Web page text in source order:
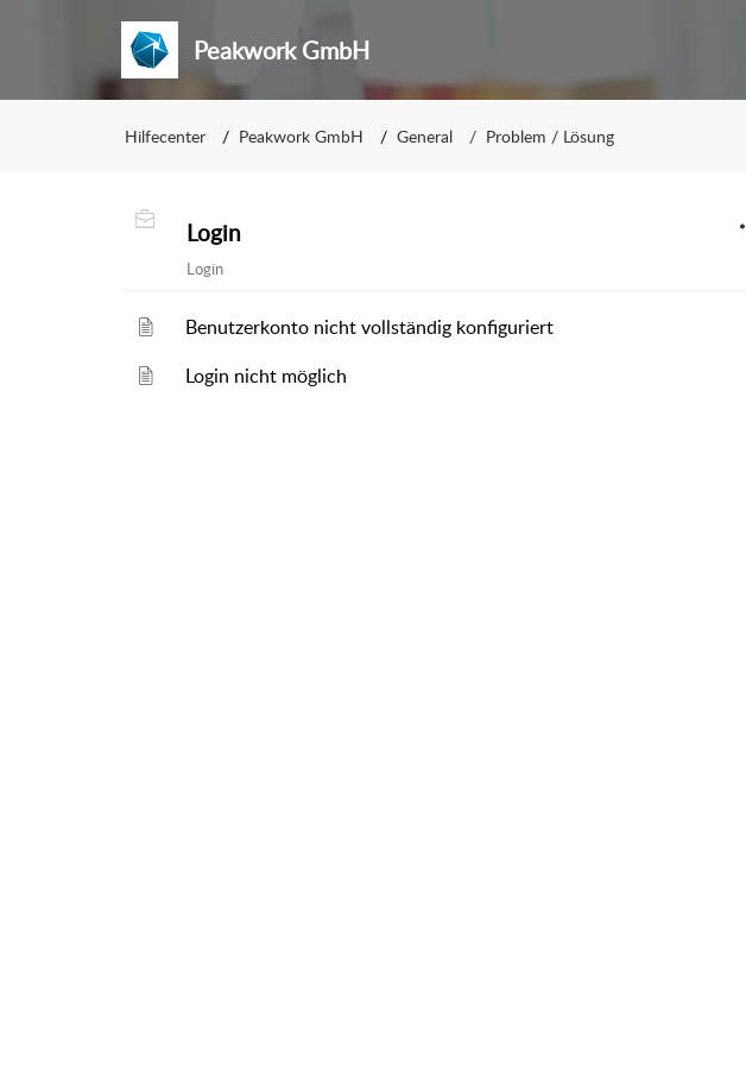
Peakwork GmbH
Hilfecenter Peakwork GmbH General Problem / Lösung
Login
Login
Benutzerkonto nicht vollständig konfiguriert
Login nicht möglich